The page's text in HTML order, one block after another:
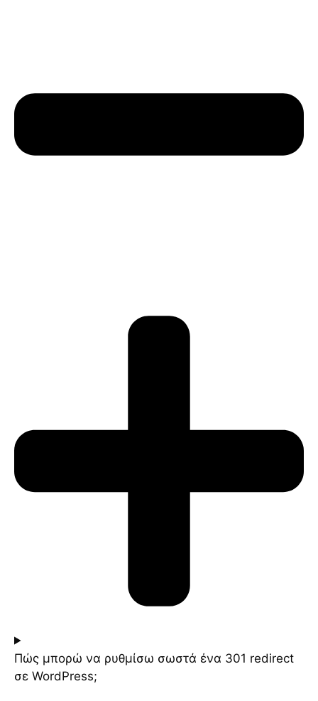
Πώς μπορώ να ρυθμίσω σωστά ένα 301 redirect
σε WordPress;